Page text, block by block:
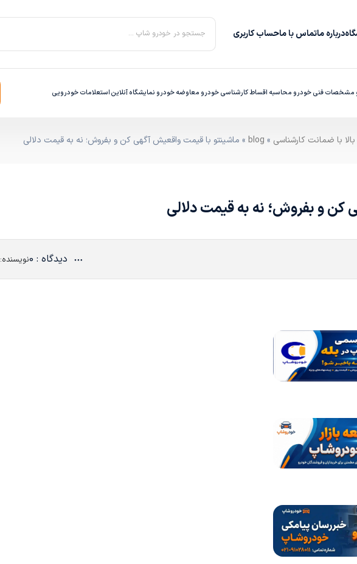
درباره‌ ماتماس با ماحساب کاربری جستجو در خودرو شاپ ...
مشخصات فنی خودرو محاسبه اقساطکارشناسی خودرو معاوضه خودرو نمایشگاه آنلایناستعلامات خودرویی
»
blog » ماشینتو با قیمت واقعیش آگهی کن و بفروش؛ نه به قیمت دلالی
کن و بفروش؛ نه به قیمت دلالی
دیدگاه : 0 نویسنده: